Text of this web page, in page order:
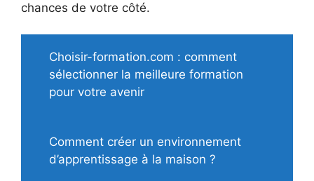
chances de votre côté.
Choisir-formation.com : comment
sélectionner la meilleure formation
pour votre avenir
Comment créer un environnement
d’apprentissage à la maison ?